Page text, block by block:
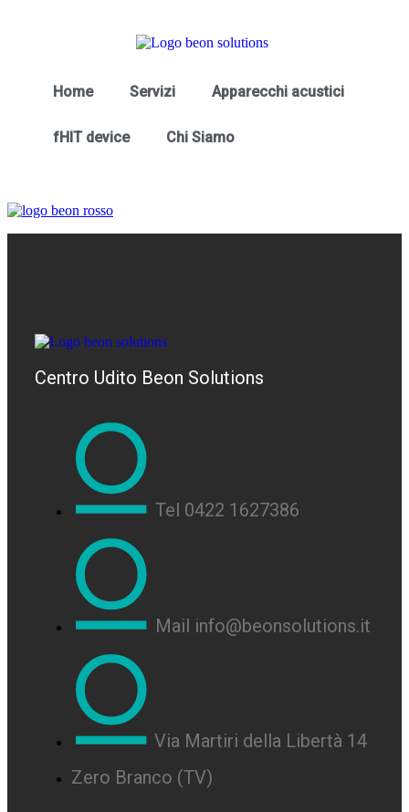
Home Servizi Apparecchi acustici
fHIT device Chi Siamo
Centro Udito Beon Solutions
Tel 0422 1627386
Mail info@beonsolutions.it
Via Martiri della Libertà 14
Zero Branco (TV)